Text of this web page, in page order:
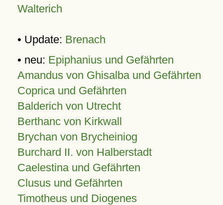
Walterich
• Update: Brenach
• neu: Epiphanius und Gefährten
Amandus von Ghisalba und Gefährten
Coprica und Gefährten
Balderich von Utrecht
Berthanc von Kirkwall
Brychan von Brycheiniog
Burchard II. von Halberstadt
Caelestina und Gefährten
Clusus und Gefährten
Timotheus und Diogenes